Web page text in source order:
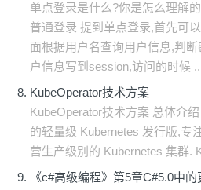
单点登录是什么?你是怎么理解
普通登录 提到单点登录,首先可
面根据用户名查询用户信息,判
户信息写到session,访问的时候
KubeOperator技术方案
KubeOperator技术方案 总体介
的轻量级 Kubernetes 发行版,专
营生产级别的 Kubernetes 集群.
《c#高级编程》第5章C#5.0中